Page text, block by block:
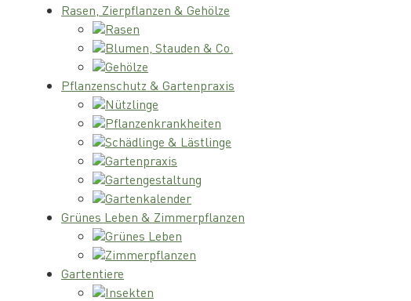
Rasen, Zierpflanzen & Gehölze
Rasen
Blumen, Stauden & Co.
Gehölze
Pflanzenschutz & Gartenpraxis
Nützlinge
Pflanzenkrankheiten
Schädlinge & Lästlinge
Gartenpraxis
Gartengestaltung
Gartenkalender
Grünes Leben & Zimmerpflanzen
Grünes Leben
Zimmerpflanzen
Gartentiere
Insekten